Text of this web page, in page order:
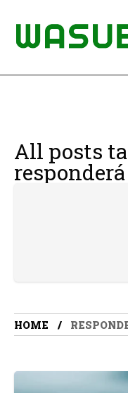
All posts
responderá
HOME